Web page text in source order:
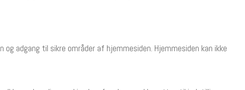
adgang til sikre områder af hjemmesiden. Hjemmesiden kan ikke